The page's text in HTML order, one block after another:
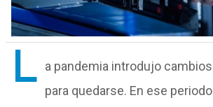
L a pandemia introdujo cambios
para quedarse. En ese periodo